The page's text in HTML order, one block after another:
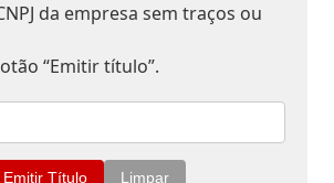
da empresa sem traços ou
“Emitir título”.